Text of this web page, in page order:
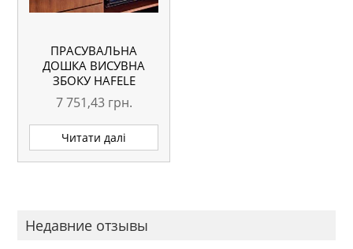
ПРАСУВАЛЬНА
ДОШКА ВИСУВНА
ЗБОКУ HAFELE
7 751,43 грн.
Читати далі
Недавние отзывы